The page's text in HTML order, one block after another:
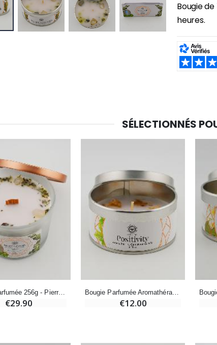
Une bougie 150 gr et votre Prière déposées à Lourdes
€9.60
-20%
€12.00 €9.60
€7.90
-10%
€13.50
€12.90
Bougie
heures.
SHARE:
SÉLECTIONNÉS
Bougie Parfumée 256g - Pierre de Lune & Menthe
€29.90
Bougie Parfumée Aromathérapie - Thé Vert & Citrine
€12.00